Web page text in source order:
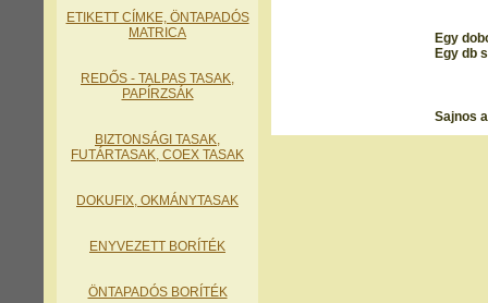
ETIKETT CÍMKE, ÖNTAPADÓS
MATRICA
REDŐS - TALPAS TASAK,
PAPÍRZSÁK
BIZTONSÁGI TASAK,
FUTÁRTASAK, COEX TASAK
DOKUFIX, OKMÁNYTASAK
ENYVEZETT BORÍTÉK
ÖNTAPADÓS BORÍTÉK
Egy
Egy db
Sajnos